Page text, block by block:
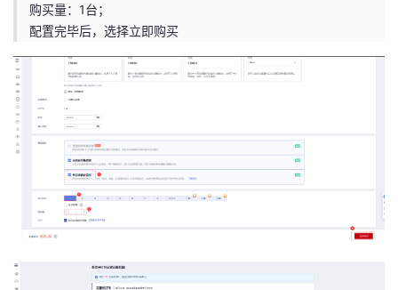
购买量：1台；
配置完毕后，选择立即购买